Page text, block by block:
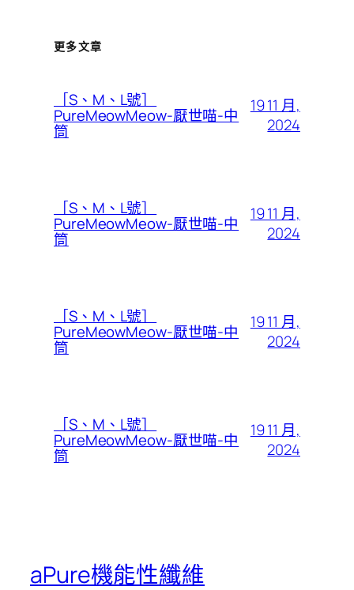
更多文章
［S、M、L號］
PureMeowMeow-厭世喵-中
筒
19 11 月,
2024
［S、M、L號］
PureMeowMeow-厭世喵-中
筒
19 11 月,
2024
［S、M、L號］
PureMeowMeow-厭世喵-中
筒
19 11 月,
2024
［S、M、L號］
PureMeowMeow-厭世喵-中
筒
19 11 月,
2024
aPure機能性纖維